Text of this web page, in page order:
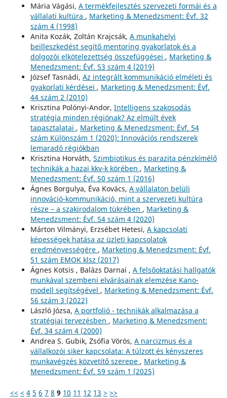
Mária Vágási, A termékfejlesztés szervezeti formái és a
vállalati kultúra , Marketing & Menedzsment: Évf. 32
szám 4 (1998)
Anita Kozák, Zoltán Krajcsák, A munkahelyi
beilleszkedést segítő mentoring gyakorlatok és a
dolgozói elkötelezettség összefüggései , Marketing &
Menedzsment: Évf. 53 szám 4 (2019)
József Tasnádi, Az integrált kommunikáció elméleti és
gyakorlati kérdései , Marketing & Menedzsment: Évf.
44 szám 2 (2010)
Krisztina Polónyi-Andor, Intelligens szakosodás
stratégia minden régiónak? Az elmúlt évek
tapasztalatai , Marketing & Menedzsment: Évf. 54
szám Különszám 1 (2020): Innovációs rendszerek
lemaradó régiókban
Krisztina Horváth, Szimbiotikus és parazita pénzkímélő
technikák a hazai kkv-k körében , Marketing &
Menedzsment: Évf. 50 szám 1 (2016)
Ágnes Borgulya, Éva Kovács, A vállalaton belüli
innováció-kommunikáció, mint a szervezeti kultúra
része – a szakirodalom tükrében , Marketing &
Menedzsment: Évf. 54 szám 4 (2020)
Márton Vilmányi, Erzsébet Hetesi, A kapcsolati
képességek hatása az üzleti kapcsolatok
eredményességére , Marketing & Menedzsment: Évf.
51 szám EMOK klsz (2017)
Ágnes Kotsis , Balázs Darnai , A felsőoktatási hallgatók
munkával szembeni elvárásainak elemzése Kano-
modell segítségével , Marketing & Menedzsment: Évf.
56 szám 3 (2022)
László Józsa, A portfolió - technikák alkalmazása a
stratégiai tervezésben , Marketing & Menedzsment:
Évf. 34 szám 4 (2000)
Andrea S. Gubik, Zsófia Vörös, A narcizmus és a
vállalkozói siker kapcsolata: A túlzott és kényszeres
munkavégzés közvetítő szerepe , Marketing &
Menedzsment: Évf. 59 szám 1 (2025)
<< < 4 5 6 7 8 9 10 11 12 13 > >>